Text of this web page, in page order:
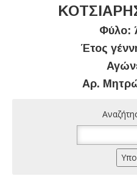
Φύλο:
Έτος
Αρ.